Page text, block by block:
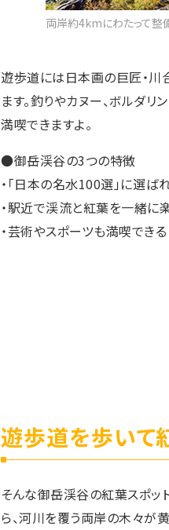
両岸約4kmにわたって整
遊歩道には日本画の巨匠・川
ます。釣りやカヌー、ボルダ
満喫できますよ。
●御岳渓谷の3つの特徴
・「日本の名水100選」に選ば
・駅近で渓流と紅葉を一緒に
・芸術やスポーツも満喫できる
遊歩道を歩いて
そんな御岳渓谷の紅葉スポッ
ら、河川を覆う両岸の木々が